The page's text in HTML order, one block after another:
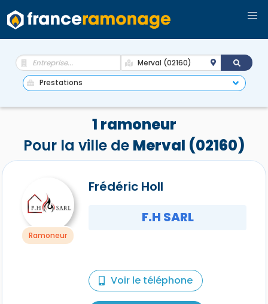
1 ramoneur
Pour la ville de Merval (02160)
Ramoneur
Frédéric Holl
F.H SARL
Voir le téléphone